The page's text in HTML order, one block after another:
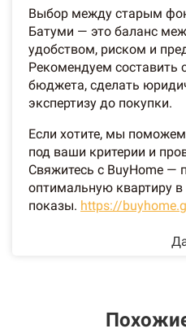
Выбор между старым
Батуми — это баланс
удобством, риском и
Рекомендуем составить
бюджета, сделать
экспертизу до покупки.
Если хотите, мы
под ваши критерии и
Свяжитесь с BuyHome —
оптимальную квартиру
показы. https://